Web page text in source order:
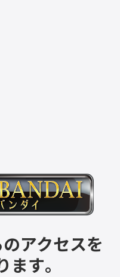
アクセスを
す。